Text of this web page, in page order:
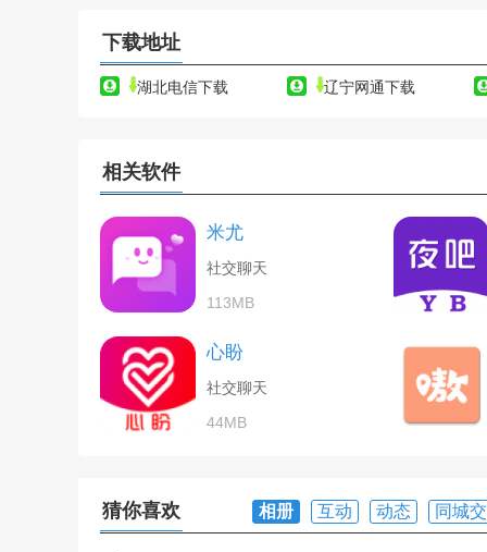
下载地址
湖北电信下载 辽宁网通下载
相关软件
米尤
社交聊天
113MB
心盼
社交聊天
44MB
猜你喜欢 相册 互动 动态 同城